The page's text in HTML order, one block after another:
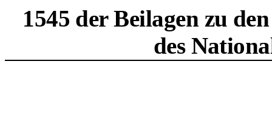
1545 der Beilagen zu
des